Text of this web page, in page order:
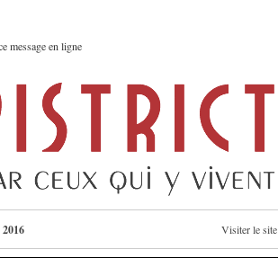
message en ligne
Visiter le site